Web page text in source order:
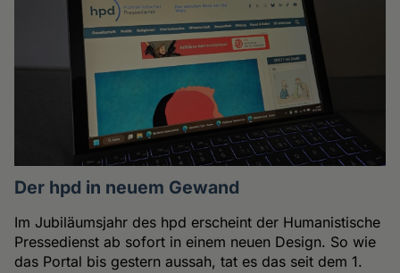
Der hpd in neuem Gewand
Im Jubiläumsjahr des hpd erscheint der Humanistische
Pressedienst ab sofort in einem neuen Design. So wie
das Portal bis gestern aussah, tat es das seit dem 1.